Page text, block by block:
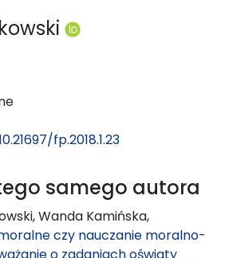
fp.2018.1.23
samego autora
Wanda Kamińska,
czy nauczanie moralno-